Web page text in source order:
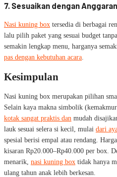
7. Sesuaikan dengan Anggaran
Nasi kuning box tersedia di berbagai
lalu pilih paket yang sesuai budget
semakin lengkap menu, harganya
pas dengan kebutuhan acara
Kesimpulan
Nasi kuning box merupakan pilihan
Selain kaya makna simbolik
kotak sangat praktis dan mudah
lauk sesuai selera si kecil, mulai dari
spesial berisi empal atau rendang.
kisaran Rp20.000–Rp40.000 per box.
menarik, nasi kuning box tidak hanya
ulang tahun anak lebih berkesan.